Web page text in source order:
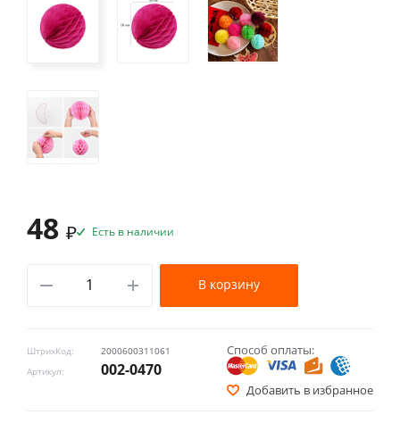
ШтрихКод:
2000600311061
Артикул:
002-0470
Способ оплаты:
Добавить в избранное
48 ₽ Есть в наличии
В корзину